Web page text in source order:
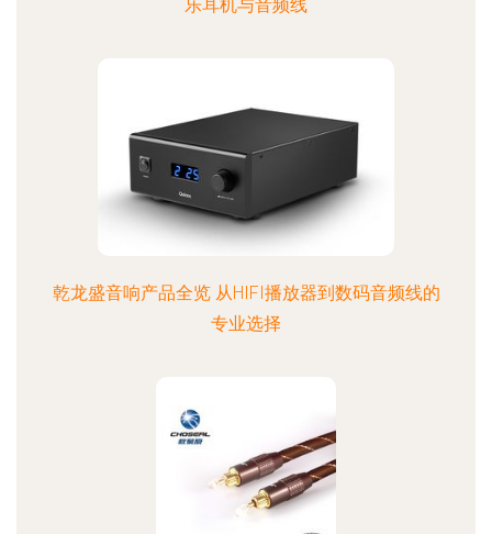
乐耳机与音频线
乾龙盛音响产品全览 从HIFI播放器到数码音频线的
专业选择